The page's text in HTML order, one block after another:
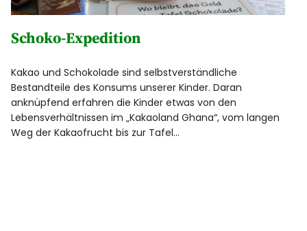
Schoko-Expedition
Kakao und Schokolade sind selbstverständliche
Bestandteile des Konsums unserer Kinder. Daran
anknüpfend erfahren die Kinder etwas von den
Lebensverhältnissen im „Kakaoland Ghana“, vom langen
Weg der Kakaofrucht bis zur Tafel…